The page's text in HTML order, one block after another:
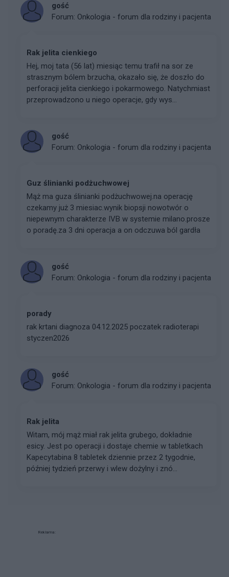
gość
Forum: Onkologia - forum dla rodziny i pacjenta
Rak jelita cienkiego
Hej, moj tata (56 lat) miesiąc temu trafił na sor ze
strasznym bólem brzucha, okazało się, że doszło do
perforacji jelita cienkiego i pokarmowego. Natychmiast
przeprowadzono u niego operacje, gdy wys...
gość
Forum: Onkologia - forum dla rodziny i pacjenta
Guz ślinianki podżuchwowej
Mąż ma guza ślinianki podżuchwowej.na operację
czekamy już 3 miesiac.wynik biopsji nowotwór o
niepewnym charakterze IVB w systemie milano.prosze
o poradę.za 3 dni operacja a on odczuwa ból gardła
gość
Forum: Onkologia - forum dla rodziny i pacjenta
porady
rak krtani diagnoza 04.12.2025 poczatek radioterapi
styczen2026
gość
Forum: Onkologia - forum dla rodziny i pacjenta
Rak jelita
Witam, mój mąż miał rak jelita grubego, dokładnie
esicy. Jest po operacji i dostaje chemie w tabletkach
Kapecytabina 8 tabletek dziennie przez 2 tygodnie,
później tydzień przerwy i wlew dożylny i znó...
Reklama: